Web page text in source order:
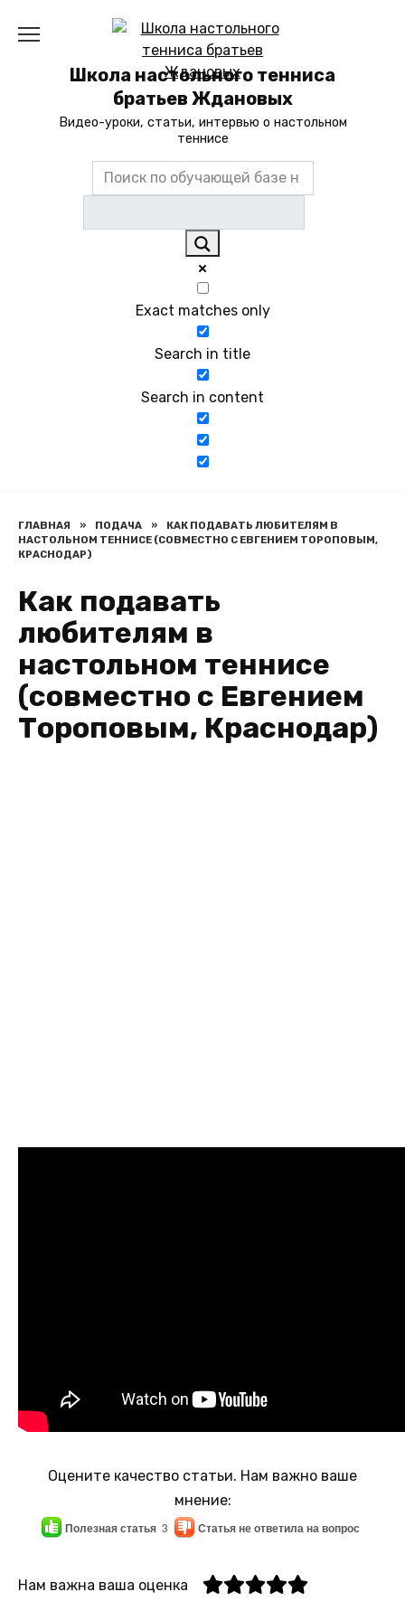
Школа настольного тенниса
братьев Ждановых
Видео-уроки, статьи, интервью о настольном
теннисе
Exact matches only
Search in title
Search in content
ГЛАВНАЯ » ПОДАЧА »
КАК ПОДАВАТЬ ЛЮБИТЕЛЯМ В
НАСТОЛЬНОМ ТЕННИСЕ (СОВМЕСТНО С ЕВГЕНИЕМ ТОРОПОВЫМ,
КРАСНОДАР)
Как подавать
любителям в
настольном теннисе
(совместно с Евгением
Тороповым, Краснодар)
Оцените качество статьи. Нам важно ваше
мнение:
Полезная статья 3 Статья не ответила на вопрос
Нам важна ваша оценка